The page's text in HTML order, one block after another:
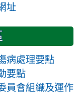
址
病處理要點
要點
員會組織及運作